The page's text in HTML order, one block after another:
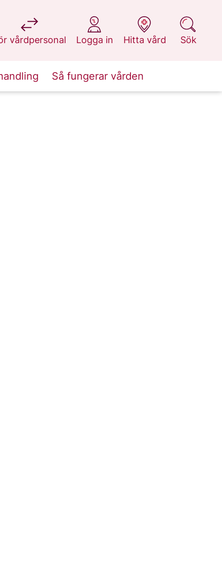
vårdpersonal
på 1177.se
Logga in
på 1177.se
Hitta vård
på 1177.se
Sök
på 1177.se
Så fungerar vården